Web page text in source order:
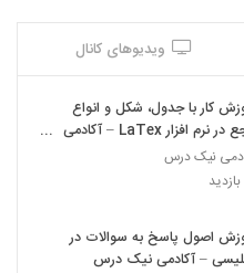
ویدیوهای کانال
کار با جدول، شکل و انواع
مرجع در نرم افزار LaTex – آکادمی
درسنیک درس
اصول پاسخ به سوالات در
– آکادمی نیک درس